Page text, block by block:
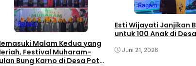
Ragam
Malam Kedua yang
Festival Muharam-
Bung Karno di Desa Poto
Ragam
Esti Wijayati Janjikan
untuk 100 Anak di
Juni 21, 2026